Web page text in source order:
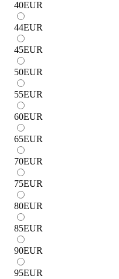
40EUR
44EUR
45EUR
50EUR
55EUR
60EUR
65EUR
70EUR
75EUR
80EUR
85EUR
90EUR
95EUR